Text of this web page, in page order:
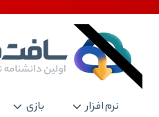
نرم افزار بازی